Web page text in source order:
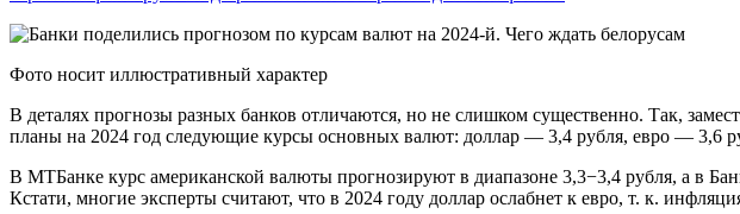
Фото носит иллюстративный характер
В деталях прогнозы разных банков отличаются, но не слишком существенно. Так,
планы на 2024 год следующие курсы основных валют: доллар — 3,4 рубля, евро — 3,6
В МТБанке курс американской валюты прогнозируют в диапазоне 3,3−3,4 рубля, а в
Кстати, многие эксперты считают, что в 2024 году доллар ослабнет к евро, т. к.